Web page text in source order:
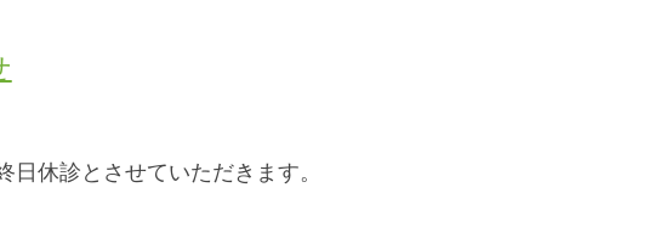
休診とさせていただきます。